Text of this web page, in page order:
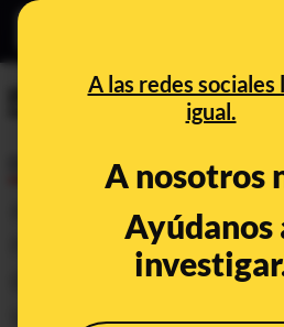
A las redes sociales
igual.
A nosotros
Ayúdanos
periodismo